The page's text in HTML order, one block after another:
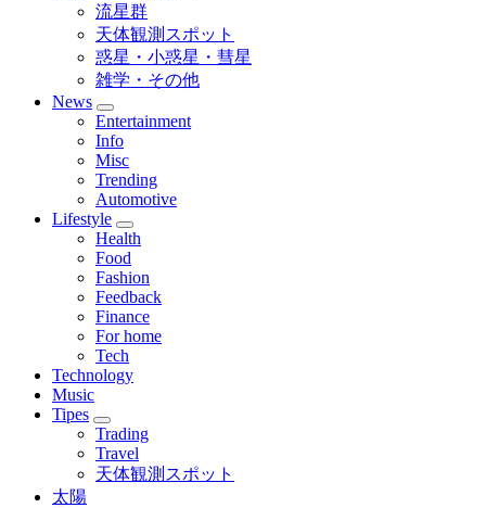
流星群
天体観測スポット
惑星・小惑星・彗星
雑学・その他
News
Entertainment
Info
Misc
Trending
Automotive
Lifestyle
Health
Food
Fashion
Feedback
Finance
For home
Tech
Technology
Music
Tipes
Trading
Travel
天体観測スポット
太陽